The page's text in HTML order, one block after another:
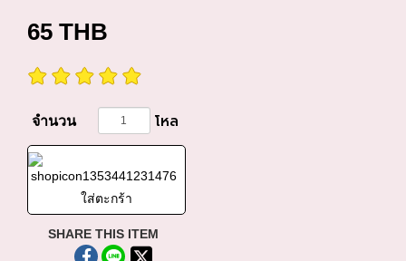
65 THB
จำนวน โหล
ใส่ตะกร้า
SHARE THIS ITEM